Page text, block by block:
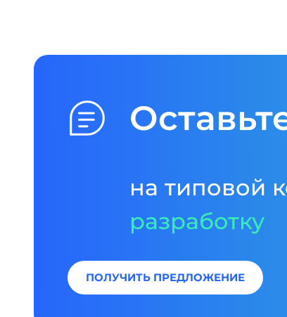
на типовой
разработку
ПОЛУЧИТЬ ПРЕДЛОЖЕНИЕ